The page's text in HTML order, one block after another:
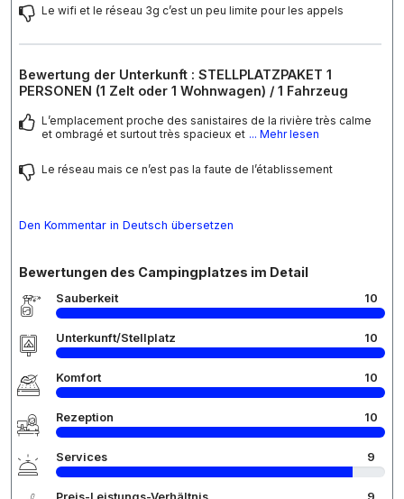
Le wifi et le réseau 3g c’est un peu limite pour les appels
Bewertung der Unterkunft : STELLPLATZPAKET 1
PERSONEN (1 Zelt oder 1 Wohnwagen) / 1 Fahrzeug
L’emplacement proche des sanistaires de la rivière très calme
et ombragé et surtout très spacieux et ... Mehr lesen
Le réseau mais ce n’est pas la faute de l’établissement
Den Kommentar in Deutsch übersetzen
Bewertungen des Campingplatzes im Detail
Sauberkeit 10
Unterkunft/Stellplatz 10
Komfort 10
Rezeption 10
Services 9